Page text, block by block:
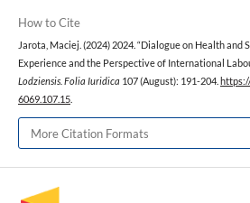
How to Cite
Jarota, Maciej. (2024) 2024. “Dialogue on Health and
Experience and the Perspective of International
Lodziensis. Folia Iuridica 107 (August): 191-204.
6069.107.15
More Citation Formats